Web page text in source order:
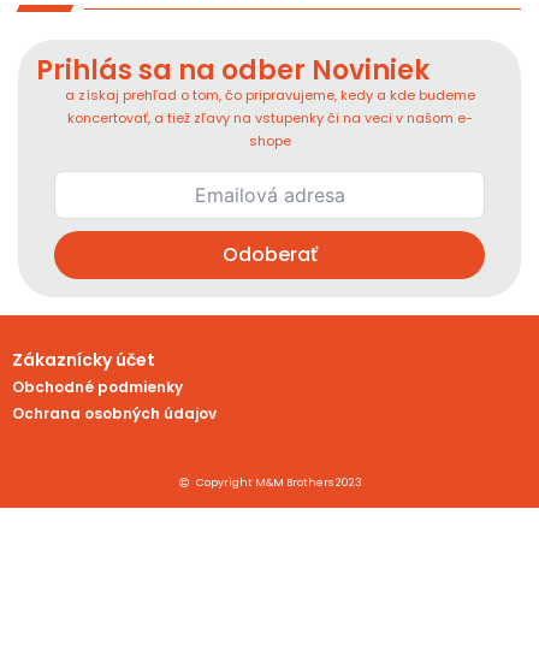
Prihlás sa na odber Noviniek
a získaj prehľad o tom, čo pripravujeme, kedy a kde budeme
koncertovať, a tiež zľavy na vstupenky či na veci v našom e-
shope
Odoberať
Zákaznícky účet
Obchodné podmienky
Ochrana osobných údajov
Copyright M&M Brothers 2023